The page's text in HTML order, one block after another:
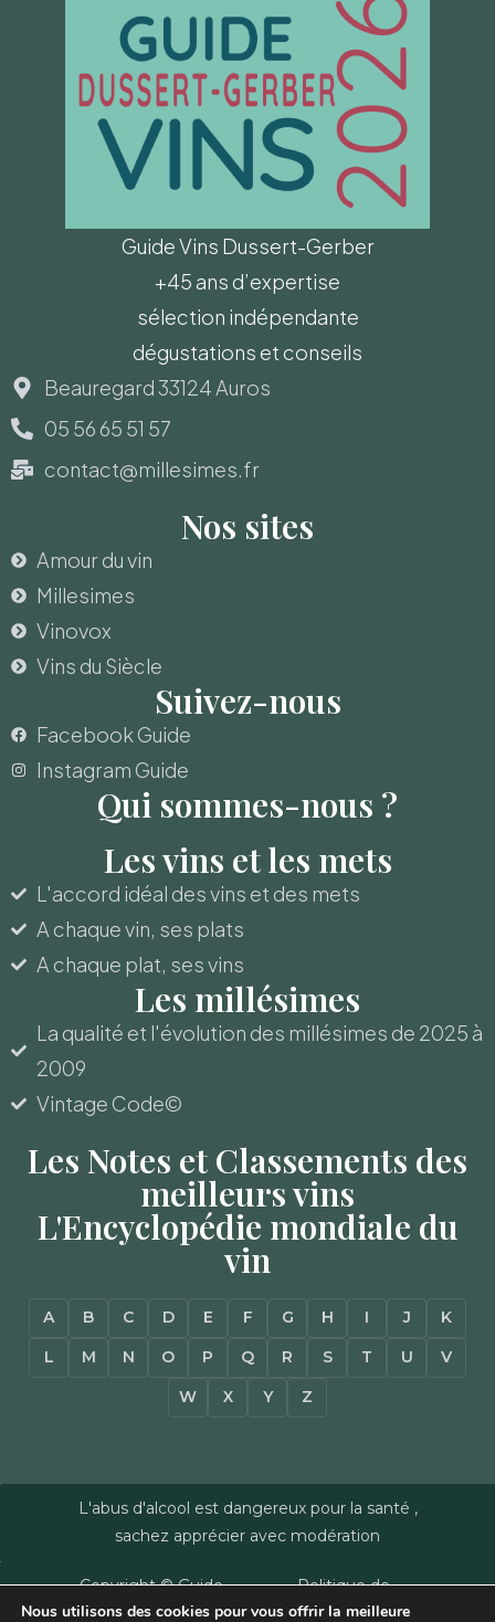
Guide Vins Dussert-Gerber
+45 ans d’expertise
sélection indépendante
dégustations et conseils
Beauregard 33124 Auros
05 56 65 51 57
contact@millesimes.fr
Nos sites
Amour du vin
Millesimes
Vinovox
Vins du Siècle
Suivez-nous
Facebook Guide
Instagram Guide
Qui sommes-nous ?
Les vins et les mets
L'accord idéal des vins et des mets
A chaque vin, ses plats
A chaque plat, ses vins
Les millésimes
La qualité et l'évolution des millésimes de 2025 à
2009
Vintage Code©
Les Notes et Classements des
meilleurs vins
L'Encyclopédie mondiale du
vin
A B C D E F G H I J
K
L
M N O P Q R S T U
V
W
X Y Z
L'abus d'alcool est dangereux pour la santé ,
sachez apprécier avec modération
Copyright © Guide
des Vins - Sas
Politique de
confidentialité–
Nous utilisons des cookies pour vous offrir la meilleure